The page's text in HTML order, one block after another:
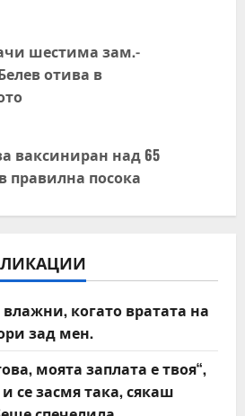
шестима зам.-
отива в
ваксиниран над 65
правилна посока
когато вратата на
зад мен.
моята заплата е твоя“,
се засмя така, сякаш